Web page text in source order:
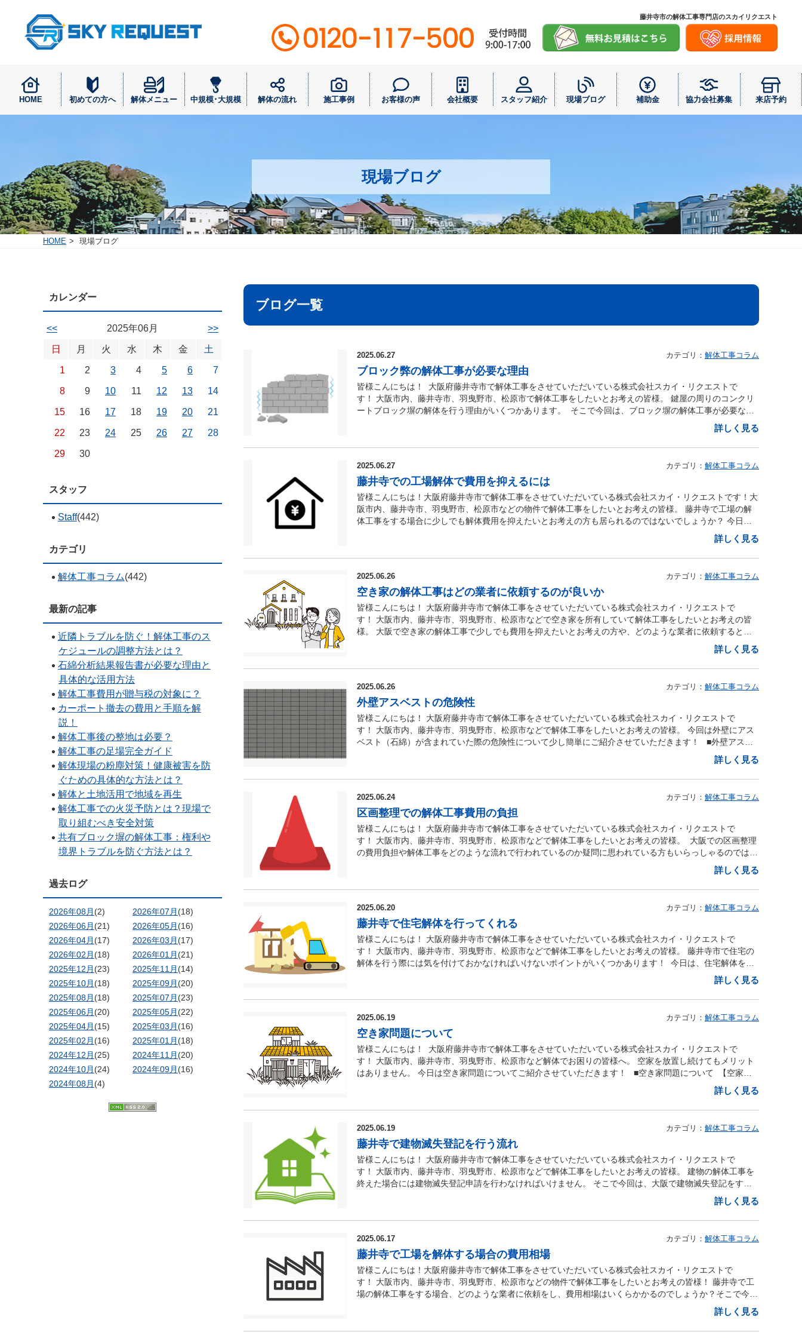
藤井寺市の解体工事専門店のスカイリクエスト
HOME 初めての方へ 解体メニュー 中規模･大規模 解体の流れ 施工事例 お客様の声 会社概要 スタッフ紹介 現場ブログ 補助金 協力会社募集 来店予約
現場ブログ
HOME 現場ブログ
ブログ一覧
2025.06.27 カテゴリ： 解体工事コラム
ブロック弊の解体工事が必要な理由
皆様こんにちは！ 大阪府藤井寺市で解体工事をさせていただいている株式会社スカイ・リクエストで
す！ 大阪市内、藤井寺市、羽曳野市、松原市で解体工事をしたいとお考えの皆様。 鍵屋の周りのコンクリ
ートブロック塀の解体を行う理由がいくつかあります。 そこで今回は、ブロック塀の解体工事が必要な理
由について少し簡単にご紹介させていただきます！ ■ブロック塀とは（種類） ブロック塀はブロック状の
建材を主材として造られている塀でブロック壁の一種でもありブロック建材による工作物になります。 ブ
ロック塀の材質としては下記のようなものがあります！ ●石（石ブロック） ●煉瓦（煉瓦ブロック、ブロッ
解体工事理由 【亀裂が入っている】 ブロック塀は一般的に亀裂が入りにくい傾向にありますが、長期間
風雨などにさらされたり放置されたブロック塀は亀裂が入る事もあります。 亀裂が入ってしまったブロッ
ク塀は雨水が中に入り込み通っている鉄筋が錆びてしまい強度が落ちてしまう可能性があります。 【築年
数が経っている】 築年数が経ってしまったブロック塀はブロックが劣化してしまい雨水が中に入り込み耐
久性や耐震性が低下してしまいます。 外観的にブロック塀に問題がなくても自然災害などで崩れてしまう
ック塀は耐用年数を過ぎている可能性もあり耐用年数を超えたブロック塀は一度解体、撤去工事を考えてみ
性が保たれていないと近隣の住人の方々や道路の通行人の方々に大きな怪我を負わせてしまう可能性もある
ので大変危険です！ 所有者は自宅のブロック塀の安全性を今一度確認しておくと未然に事故を防ぐことが
できます。 【高さ制限を超えている】 ブロック塀の高さは建築基準法により制限があります。 ブロック
塀は高さが高いと倒れてしまいやすい傾向にあります。 ですが、ブロック塀の高さ制限が定められる前に
設置したまたは違法建築として建てられていたりしてブロック塀の高さが基準を超えている場合は、解体工
事をすぐにでも考えた方が良いです。 ※ブロック塀の高さ基準は厚さが１０cm以上の場合は２．０m以
下、１５cm以上の場合は２．２m以下と定められています。 【ブロック塀の解体費用を抑えるポイン
てブロック塀の安全性の確保を促しているのです。 またブロック塀の補助金制度には、条件などがあり条
件に当てはまるのか当てはまらないのか事前に確認をしておいた方が良いです。 補助金制度の手続きには
時間がかかってしまう場合もあるので早めに確認をしておくと良いでしょう。 ■ブロック塀を解体する際
の注意点 【所有権を明確にする】 隣家との境にあるブロック塀は所有権を明確にしてから解体を行わな
ければ隣家との認識の違いがあったりすると後々トラブルになってしまうこともあります。 【業者とお施
主様立ち合いで近隣の皆様へ説明を行う】 ブロック塀の解体や新たに設置する場合には事前に近隣の皆様
方へ挨拶、説明を行う必要があります。 ブロック塀が所有物であっても解体工事に伴って騒音や振動が発
う。 ■最後に 今回は、ブロック塀の解体工事が必要な理由についてご紹介させていただきました。 家の
ブロック塀など今回ご紹介させていただいた記事を参考に少しでも当てはまることがあれば一度解体工事業
者へ相談をしてみると良いでしょう。 大阪市内、藤井寺市、羽曳野市、松原市などでのアスベスト事前調
査、解体工事、除去工事について分からないことや疑問点等がございましたらどんなことでもサポートいた
しますので弊社または大阪の解体工事業者へお気軽にご相談ください！ 【解体工事にお悩みの方】
【解体工事に活用できる補助金・助成金について】 大阪府での解体工事のご相談なら株式会社スカイリク
エストにお任せ下さい。 株式会社スカイリクエストは大阪府藤井寺市に事務所を構え、解体工事のプロフ
ェッショナルとしてや藤井寺市以外にも羽曳野市や松原市など南河内地区から奈良県西部など木造・鉄骨・
RC造など構造、規模問わず解体工事を承ります。 他社にない株式会社スカイリクエストの強みは、解体事
業と並行して不動産事業も経営していますので解体後の土地活用のご相談など細やかなご提案が可能な点で
は解体工事を検討されている方気軽にご相談ください。 問い合わせや相談などはこちらのHPから無料で出
来ますので、どんな小さな事でも構いません。 是非一度お問い合わせください。 【スカイリクエストの
解体工事の費用について詳しく知りたい方はこちら】 【対応エリア】 大阪府藤井寺市を中心に羽曳野
市、松原市、富田林市などの南河内地区、東大阪市や柏原市大阪府全域で解体工事を承っておりま
す。 【サービス内容】 建物解体工事、内装解体工事、プチ解体、アスベスト調査、アスベスト関連工事、
ョン、ビル、倉庫、納屋、平屋、井戸、庭石、カーポート、植木… 【別事業】 賃貸マンション運営・管
詳しく見る
2025.06.27 カテゴリ： 解体工事コラム
藤井寺での工場解体で費用を抑えるには
皆様こんにちは！大阪府藤井寺市で解体工事をさせていただいている株式会社スカイ・リクエストです！大
阪市内、藤井寺市、羽曳野市、松原市などの物件で解体工事をしたいとお考えの皆様。 藤井寺で工場の解
体工事をする場合に少しでも解体費用を抑えたいとお考えの方も居られるのではないでしょうか？ 今日
は、大阪市内、藤井寺市、羽曳野市、松原市などでの工場解体で費用を抑えるにはについてご紹介させてい
ただきます！ ■藤井寺での工場解体で費用を抑えるには （藤井寺で工場を解体する際のポイント） 大阪で
工場を解体する場合、一般的な木造住宅に比べて費用が高額になりがちです！ これは、工場が特殊な構造
ため、「工場の解体には費用がかかるのは仕方ない」と考えている方も多いかもしれません。 しかし、大
阪で工場を解体する際にも、事前の準備や業者選びによって費用を抑えることが可能です。 （中間マージ
ンを削減して費用を抑える） 工場の解体を依頼する際、多くの方は建設会社やハウスメーカー、不動産会
社を通じて業者を手配することが多いです。 しかし、この方法では建設会社などが解体業者に依頼を代行
するため、中間マージン（紹介料・手数料）が発生し、解体費用が割高になってしまいます。 一方で、イ
場の解体費用を抑えることができます。 （直接依頼と仲介依頼、それぞれのメリット・デメリット） 大阪
ンが発生しないため、解体費用を抑えられる自分で業者を比較・選定できる （建設会社や不動産会社を通
じて依頼する場合のメリット） 窓口が一つになり、やり取りがスムーズになる解体後の建て替え工事まで
一括で管理してもらえる ご自身の状況や希望に応じて、最適な方法を選ぶとよいでしょう。 （信頼できる
解体業者の選び方） 工場の解体は、一般の住宅よりも規模が大きく、より高度な技術や経験が求められま
す。そのため、大阪で工場の解体実績が豊富で、無事故・無違反の実績があり、必要な資格を保有している
業者を選ぶことが重要です！ 大阪には多くの解体業者があり、一般住宅から工場、ビル、マンションまで
幅広く対応できる業者も多数存在します。解体を依頼する際は、業者の実績や評判を確認し、安心して任せ
不用品の撤去から処分まで対応してもらえますが、自分で処分することで費用を節約できます。 ただし、
不用品の処分には手間や時間がかかるため、事前にすべて撤去するのが難しいと感じる方も多いでしょう。
業者に相談しながら、できる範囲で整理しておくと良いかもしれません。 ■まとめ 藤井寺で工場を解体す
る場合、コストを抑えるためには、業者選びが重要です。 自分で解体業者を探して直接依頼することで、
中間マージンを削減できる一方で、建設会社や不動産会社を通じて依頼すると、手続きがスムーズになるメ
リットがあります。 また、不用品の処分を自分で行うことも、解体費用を節約するポイントの一つで
す。 工場の解体は人生で何度も経験するものではないため、信頼できる業者を慎重に選び、納得のいく形
いただきました！ 大阪市内、藤井寺市、羽曳野市、松原市などで工場の解体をお考えの皆様は、今回ご紹
介させていただいた記事を是非、参考にしていただき依頼をしてみるようにしてみましょう！ 大阪でのア
すので、弊社または大阪の解体工事業者へお気軽にご相談ください！ 【解体工事にお悩みの方】 【解体工
事に活用できる補助金・助成金について】大阪府での解体工事のご相談なら株式会社スカイリクエストにお
任せ下さい。 株式会社スカイリクエストは大阪府藤井寺市に事務所を構え、 解体工事のプロフェッショナ
ルとしてや藤井寺市以外にも羽曳野市や松原市など南河内地区から奈良県西部など 木造・鉄骨・RC造など
構造、規模問わず解体工事を承ります。 他社にない株式会社スカイリクエストの強みは、解体事業と並行
して不動産事業も経営していますので 解体後の土地活用のご相談など細やかなご提案が可能な点です。 現
在空き家問題や自然災害の多発など解体工事の需要は年々増加しています。空き家をお持ち、または解体工
で、どんな小さな事でも構いません。是非一度お問い合わせください。 【スカイリクエストの解体工事の
費用について詳しく知りたい方はこちら】 【対応エリア】 大阪府藤井寺市を中心に羽曳野市、松原市、富
田林市などの南河内地区、東大阪市や柏原市大阪府全域で解体工事を承っております。 【サービス内
容】 建物解体工事、内装解体工事、プチ解体、アスベスト調査、アスベスト関連工事、外構工事、駐車場
工事、大規模解体など… 【解体工事内容】 木造住宅、空き家、借地、アパート、マンション、ビル、倉
詳しく見る
2025.06.26 カテゴリ： 解体工事コラム
空き家の解体工事はどの業者に依頼するのが良いか
皆様こんにちは！ 大阪府藤井寺市で解体工事をさせていただいている株式会社スカイ・リクエストで
す！ 大阪市内、藤井寺市、羽曳野市、松原市などで空き家を所有していて解体工事をしたいとお考えの皆
様。 大阪で空き家の解体工事で少しでも費用を抑えたいとお考えの方や、どのような業者に依頼すると良
いのか、また空き家を売却したいと考えられている方もおられるのではないでしょうか？ 今回は、大阪で
空き家の解体工事を依頼するポイントについて少し簡単にご紹介させていただきます！ ■空き家の解体工
事はどの業者に依頼するのが良いか 大阪で空き家の解体工事は下記の内容に当てはまる大阪の解体工事業
いる大阪の解体工事業者に依頼するようにしましょう。 大阪で解体工事を行うには建設業許可または解体
工事業登録が必要になります！ 依頼を考えている大阪の解体業者のホームページ、名刺から確認をしたり
厳密に確認したい場合には許可証のコピーを貰えるか確認をしてみてください。 ■工事保険の加入の有
無 解体工事を行う際には、万が一の事故に備えて保険に加入することが必須です。 そのため、解体工事を
依頼する業者に対して、事前に工事保険に加入しているかどうかを確認します。 大阪の解体業者に依頼す
のかを確認しましょう。 ■適正な見積書・注文書（契約書）、追加工事費用の事前説明 大阪で空き家の解
のではなく、具体的に明記されているか、さらに注意事項が正確に記載されているかをしっかり確認する必
要があります。 また、解体工事が正式に決まった場合、注文書（契約書）を交わします。 この書類には、
解体工事の内容や工期、支払い金額、支払い方法、そして注意事項が正しく記載されていることを確認する
ことが重要です。 さらに、空き家の解体工事においては、追加費用が発生するケースもあります。 そのた
め、事前に追加費用の説明があったかどうかを確認することが必要です。 どのような場合に追加費用が発
生するのか、またその際の対応や手続きについても、事前に確認しておくことがトラブル回避につながりま
す。 注意すべき点として、悪徳業者が安い見積もりを提示して工事を請け負い、不適切に高額な追加費用
などの関連法令を遵守しながら工事を進める必要があります。 廃棄物処理法に基づき、解体工事で発生す
る産業廃棄物はマニフェストを用いて適切に管理・処分されます。 そのため、解体業者にマニフェストの
写しを提出してもらえるかどうか、事前に確認しておくことが重要です。 これは、廃棄物が適切に処理さ
れていることを確認するための重要な手段となります。 また、建設リサイクル法に従い、解体工事を開始
する7日前までに届出を行う必要があります。 この届出の義務は発注者にありますが、実際にはほとんどの
ケースで解体業者が代行して申請を行ってくれます。 依頼する際には、業者がこの手続きを確実に行って
くれるか確認することも大切です。 関連法令を遵守することで、安全かつ適切な解体工事を実現するだけ
解体工事を依頼する際、業者に見積もりを依頼することで、その業者の対応や信頼性を判断する手がかりを
得ることができます。 優良な解体業者であれば、丁寧な言葉遣いで対応し、お客様からの質問にもしっか
りと答える姿勢が見られるはずです。 このような業者は、誠実な対応と高いサービス品質を提供してくれ
る可能性が高いです。 また、解体工事が始まる前に、担当者が近隣住民の方々に挨拶回りを行うのが一般
的です。 この際、業者が十分な配慮を持って対応できるかどうかも、信頼できる業者かを見極めるポイン
トとなります。 解体工事では、工事の質だけでなく、近隣住民への配慮やトラブル防止のための取り組み
も重要です。 こうした点に注目して業者を選ぶことで、安心して工事を進めることができます。 【大阪
での空き家の解体費用を抑えるポイント】 ■事前に不用品の主文を行う 大阪では、空き家の建物内に残置
物がそのまま放置されているケースも少なくありません。 空き家を解体する際には、解体作業に入る前
に、家電や家具、衣類、その他の不用品を撤去する必要があります。 内装の解体工事を進めるためにも、
を行っておくと、解体業者に依頼する場合にかかる撤去・処分費用を削減することができます。 これによ
り、工事費用全体を抑えることが可能になります。 残置物の整理が解体工事の円滑な進行につながるた
め、早めに対応を進めることをおすすめします。 ■庭木・雑草の処理を行う 大阪で空き家の解体工事を
行う際、庭木や雑草がそのまま放置されているケースが多く見られます。 通常、解体業者が庭木や雑草の
処理を含めて対応することがほとんどです。 ただし、解体工事の前に、ご自身で庭木や雑草の処理・処分
とで、コスト削減につながる可能性があります。 もちろん、庭木や雑草の処理・処分が難しい場合には、
す。 ■中間マージン（手数料）がかからないようにする 空き家を建て替える際、不動産会社やハウスメー
カー、建設会社などに解体工事を併せて依頼することも可能です。 ただし、この場合、中間マージン（手
数料）が発生するため、解体工事費用が割高になることがあります。 一方で、ご自身で大阪の解体業者を
直接探して依頼すれば、中間マージンをカットできるため、コストを抑えることが可能です。 一方で、解
体工事と建て替え工事を同じ業者（不動産会社やハウスメーカー、建設会社）に依頼することで、やり取り
する窓口が一本化されるというメリットもあります。 これにより、スケジュール管理やコミュニケーショ
ンがスムーズになり、全体的な手間を減らすことができます。 コスト削減と利便性のどちらを優先するか
詳しく見る
2025.06.26 カテゴリ： 解体工事コラム
外壁アスベストの危険性
皆様こんにちは！ 大阪府藤井寺市で解体工事をさせていただいている株式会社スカイ・リクエストで
す！ 大阪市内、藤井寺市、羽曳野市、松原市などで解体工事をしたいとお考えの皆様。 今回は外壁にアス
ベスト（石綿）が含まれていた際の危険性について少し簡単にご紹介させていただきます！ ■外壁アスベ
ストの危険性 アスベスト（石綿）は天然の鉱物繊維で、「せきめん」や「いしわた」とも呼ばれていま
す。 外壁に含まれるアスベストが飛散し、それを吸い込んでしまうと、肺がんやアスベスト肺、悪性中皮
腫などの深刻な健康被害を考える可能性があります。 アスベストが体内に取り込むと、発症までに20～50
繊維を一瞬吸い込むことで発症するため、外壁にアスベストが含まれている場合でも、剥がし破壊したりし
ない限り、塗装作業のみでは飛散のリスクはほとんどありません。 また、外壁塗装を含む一部の解体工事
や増改築を行う際は、事前にアスベストの調査を実施し、安全対策を講じた上で工事を進めることが重要で
す。 ■建物の外壁にアスベストが含まれている可能性がある場合 【建物の建築時期】 外壁にアスベスト
（石綿）が使用され始めたのは1950年代（昭和25年ごろ）で、最も多く使用されたのは1960年（昭和35年
トを含む建材の使用が全面的に禁止されました。 したがって、2006年以降に建てられた住宅には、アスベ
書類を確認すると良いでしょう。 【使用している外壁材で見分ける】 建材使用年代建築用仕上げ塗装材
1970年～1999年代建築用下地調整塗材（フィラー）1970年～2005年代繊維強化セメント版1960年～2004
年代石綿含有金属系サイディング1960年～2004年代 2006年以前に建てられた住宅等でアスベスト（石
綿）含有の建材が使用されている可能性がある場合には一度解体工事業者等に確認をしてもらうと良いでし
ょう。 【専門業者に調査依頼をする】 住宅などの外壁にアスベスト（石綿）が含まれているかどうかを
正確に判断するには、専門業者による調査が必要です。 外壁の建材にアスベストが含まれている場合、解
体や撤去作業の際に飛散し、それを吸い込むと健康被害のリスクが懸念されます。 そのため、工事を行う
レベル１～レベル３下地調整塗料材内愛壁の下地調整材1970年～2005年レベル３けい酸カルシウム板第１
種軒下、天井材等1960年～2004年レベル３サイディング外壁1952年～2004年レベル３スレートボード・
フレキシブル板天井材等1960年～2004年レベル３繊維強化セメント板内装1960年～2004年レベル３ ■最
後に 今回は、外壁にアスベスト（石綿）が含まれていた際の危険性についてご紹介させていただきまし
た！ 大阪で外壁にアスベストが使用されているかもしれない、またアスベスト（せきめん）について疑問
に思われている皆様は、専門業者に問い合わせをしてみると良いでしょう。 大阪市内、藤井寺市、羽曳野
市、松原市などでのアスベスト事前調査、解体工事、除去工事について分からない事や疑問点等がございま
い！ 【解体工事にお悩みの方】 【解体工事に活用できる補助金・助成金について】 大阪府での解体工
事のご相談なら株式会社スカイリクエストにお任せ下さい。 株式会社スカイリクエストは大阪府藤井寺市
に事務所を構え、解体工事のプロフェッショナルとしてや藤井寺市以外にも羽曳野市や松原市など南河内地
区から奈良県西部など木造・鉄骨・RC造など構造、規模問わず解体工事を承ります。 他社にない株式会社
スカイリクエストの強みは、解体事業と並行して不動産事業も経営していますので解体後の土地活用のご相
談など細やかなご提案が可能な点です。 現在空き家問題や自然災害の多発など解体工事の需要は年々増加
しています。空き家をお持ち、または解体工事を検討されている方気軽にご相談ください。 問い合わせや
相談などはこちらのHPから無料で出来ますので、どんな小さな事でも構いません。 是非一度お問い合わせ
ください。 【スカイリクエストの解体工事の費用について詳しく知りたい方はこちら】 【対応エリ
ア】 大阪府藤井寺市を中心に羽曳野市、松原市、富田林市などの南河内地区、東大阪市や柏原市大阪府全
調査、アスベスト関連工事、外構工事、駐車場工事、大規模解体など… 【解体工事内容】 木造住宅、空き
家、借地、アパート、マンション、ビル、倉庫、納屋、平屋、井戸、庭石、カーポート、植木… 【別事
業】 賃貸マンション運営・管理、不動産仲介や買取などの不動産事業警備業
詳しく見る
2025.06.24 カテゴリ： 解体工事コラム
区画整理での解体工事費用の負担
皆様こんにちは！ 大阪府藤井寺市で解体工事をさせていただいている株式会社スカイ・リクエストで
す！ 大阪市内、藤井寺市、羽曳野市、松原市などで解体工事をしたいとお考えの皆様。 大阪での区画整理
の費用負担や解体工事をどのような流れで行われているのか疑問に思われている方もいらっしゃるのではな
いでしょうか？ 今日は、区画整理による大阪での解体工事について前回に引き続きご紹介させていただき
ます！ ■区画整理での解体工事費用の負担 区画整理は、住民の皆様にとって住みやすい街づくりを目的
とし、高い経済効果が期待されるため実施されます。 現在の土地とは別に代替地を用意引っ越し費用解体
て、区画整理にかかる費用は大阪の住民の皆様が自己負担することはありません。 また、解体工事にかか
る費用は単独で支払われるのではなく、代替地の提供から新居の建築・移転までの費用を考慮した補償とし
て支給されます。 （解体工事の見積りに関する注意点） 自治体の担当者が説明に訪れた際に、「解体費用
はこのくらいになります」とおおよその金額を伝えられることがありますが、現地調査を行わずに提示され
た金額は実際の費用と異なる場合が多いです。 （業者の手配は自己負担） 補償金（代替地費・引っ越し
取得や手配などは、基本的に住民の皆様ご自身で行う必要があります。 ご高齢の方や、お仕事でお忙しい
うな内容で行われます。 ① 区画整理事業の計画決定・住民への説明会実施 ② 土地区画整理組合の設
置 ③ 仮換地指定・建物移転補償交渉 ④ 立ち退き・交渉 ⑤ 解体工事 ⑥ 換地処分 ⑦ 土地建物の登記 ⑧
清算金の徴収・交付 ① 区画整理事業の計画決定・住民への説明会実施 区画整理に伴う解体工事が始
まる前に、住民の皆様への説明会が開催されます。 大阪での区画整理は、行政が実施する公共事業です
が、事業を進めるためには必ず住民の皆様の同意を得なければなりません。 同意を得られない住民の方に
は、行政が個別に交渉を行い、最終的に得ることが求められます。 ただし、正当な理由なく同意しない場
合、一部の住民が損害賠償の対象となる可能性もあるため、注意が必要です。 ② 土地区画整理組合の設
れ、住民の皆様の希望条件を提案する機会も設けられます。 最初から立ち退きを拒否してしまうと、最終
的に強制的な立ち退きが実行される可能性があるため自身に有利な条件を引き出していきましょう。 ま
た、正当な理由なく立ち退きを拒否した場合、損害賠償を請求される可能性もありますので、十分に注意が
必要です。 ④ 立ち退き 立ち退きをしなければいけません。 立ち退きが終わってから解体工事に移るため
解体工事が始まる前に速やかに済ませておくことが良いです！ 行政によっては立ち退き料の半分の料金が
支払われる場合もあります。 ⑤ 建物移転補償・工事 仮換地の指定を受け、建物移転を実施し道路築造、
公園整備・宅地整地等の工事を実施します。 ⑥ 換地処分 立ち退きが終わってから換地処分が行われ仮換
料金が支払われるのは換地処分が終わってからになります。 ⑦ 土地建物の登記・清算金の交付 最後に行
うのが土地建物の登記と清算金の交付です。 換地についても各地権者間の不均衡是正のため、金銭により
清算されます。 ⑧ 清算金の徴収・交付 大阪で区画整理事業による立ち退きを要求された場合は必ず応じ
なければならないのでしょうか？ 大阪市内、藤井寺市、羽曳野市、松原市などの解体工事業者等を選ぶ時
間、工事費用の相場を調べる負担がかかってしまう、現在の環境を好んでいる方々からすると拒否したい方
がいるのも現状です。 大阪で区画整理に伴う立ち退き要請の理由が、公共事業の場合は矯正力も整うた
め、適切で正当な理由がなく拒否を続けてしまうと、損害賠償の問題になってしまったり、立ち退きの強制
執行をされるケースもある為注意しなければいけません。 ですが大阪で個人施行の場合は区画整理事業地
区内の権利者全員の同意が必要で、組合施行の場合には３分の２以上の同意があれば実施できます。 地方
公共団体が施行する場合には、事業を開始する前に地権者の同意を確認する手続きは法令に定められていな
詳しく見る
2025.06.20 カテゴリ： 解体工事コラム
藤井寺で住宅解体を行ってくれる
皆様こんにちは！ 大阪府藤井寺市で解体工事をさせていただいている株式会社スカイ・リクエストで
す！ 大阪市内、藤井寺市、羽曳野市、松原市などで解体工事をしたいとお考えの皆様。 藤井寺市で住宅の
解体を行う際には気を付けておかなければいけないポイントがいくつかあります！ 今日は、住宅解体を藤
井寺市、羽曳野市、松原市などで行う際のポイントについてご紹介させていただきます！ ■大阪で住宅解
体を行ってくれる業者選びから始める 藤井寺市、羽曳野市、松原市などで住宅の解体工事をお考えの方に
は、建て替えのためや、空き家となった住宅を解体したいなどさまざまな理由があるでしょう。 大阪府内
阪で住宅の解体工事を依頼する際に、どのような点に注意して業者を選ぶべきかご紹介させて頂きま
す。 ■住宅解体を行ってもらえる解体業者選びをする際のポイント・注意点 【電話での対応はどうなの
か】 住宅の解体を考えられている方は、業者に見積もりの依頼の問い合わせをします。 そこで問い合わせ
をした際の解体業者のイメージがつくかと思います。 よく電話で問い合わせをしてとても対応が悪かった
等といったケースもあります。 【見積書の内容が分かりやすく細かく内訳されてあるのかどうか】 解体
『解体工事一式』と書かれている見積書になり、何にどのくらい費用がかかるのか分かりません。 住宅解
るのかどうか】 解体工事を業者に依頼した際には契約書（注文書）を必ず交わします。 契約書には工事
名、工事場所、工期、支払い条件、金額、注意事項を記載し請負業者は期日までに住宅解体工事を終え、注
文者（施主様）は工事が終了後費用を支払う等の意味があります。 契約書（注文書）を交わしてもらえる
のか事前に確認しておくと良いでしょう！ 【マニフェストを発行してもらえるのかどうか】 住宅解体を
行う際には、産業廃棄物が発生し産業廃棄物を処理する際にマニフェスト（産業廃棄物管理票）を使用しま
す。 住宅解体において産業廃棄物の収集・運搬・中間処理・最終処分などを処理業者に委託をする場合
に、排出業者は処理業者へマニフェストを交付し、適切に処理が行われたことを管理、把握するための制度
際には解体業者と連絡を取り合わなければいけません。 連絡がスムーズに取れないとなると心配になる
方、工事の状況確認がとれないといったケースになってしまうため、見積もりの依頼の段階で連絡がスムー
ズに取れるのか判断基準のポイントになります。 【見積書の単価が安すぎないのか】 藤井寺市や羽曳野
市、松原市で住宅解体の費用相場を知る為には複数の大阪の解体業者に見積もりの依頼をすると分かりま
す！ 住宅を解体する際には必ず一度に高額な費用が発生してしまいますが、明らかに安すぎる見積もりに
は注意しなければいけません。 良くあるケースでは見積もりで解体費用が安かったため依頼をしたが後々
追加費用として高額な費用を請求されたというのもあります。 その為、住宅の解体費用は安さだけで決め
うか】 住宅解体を依頼する業者が解体工事に必要な許可や資格を保有しているのか必ず確認しなければい
詳しく見る
2025.06.19 カテゴリ： 解体工事コラム
空き家問題について
皆様こんにちは！ 大阪府藤井寺市で解体工事をさせていただいている株式会社スカイ・リクエストで
す！ 大阪市内、藤井寺市、羽曳野市、松原市など解体でお困りの皆様へ。 空家を放置し続けてもメリット
はありません。 今日は空き家問題についてご紹介させていただきます！ ■空き家問題について 【空家等
対策の推進に関する特別措置法】 平成２６年（２０１４年）『空家等対策の推進に関する特別措置法（略
https://www.mlit.go.jp/jutakukentiku/house/jutakukentiku_house_tk3_000035.html 近年、全国的に空き家が
特別措置法に該当される可能性があります。藤井寺市、羽曳野市、松原市も該当される可能性がありま
す！ 空家等対策特別措置法とは空き家を放置してしまうことで起こる問題を解決したうえで空き家の再活
用・処分を目的にされた法律になります。 空き家の敷地内の立入調査、住民票や戸籍などから情報の確認
ができるようになり調査によって問題があるとされた場合には『特定空家』に特定されます。 【特定空家
に認定された場合】 ●固定資産税の特例が適用されなくなる可能性がある ●空き家の所有者に罰金が科され
定資産税の特例』対象から除外される可能性があります！ 土地を更地にしてしまうとこの固定資産税の特
告を受けたにも関わらず、改善の余地がない場合には命令として改善が促され命令を受けても放置し続けた
場合には、空き家の所有者に５０万円以下の罰金が科されます。 行政に指導・勧告・命令が出されても空
き家の状態を改善しない場合には、最終的に行政代執行で解体が行われます。 もちろん解体工事にかかっ
た費用は、空き家の所有者が全額負担しなければいけません。 解体工事には高額な費用が発生してしまう
為、支払えない場合には土地や財産の差し押さえが行われる可能性もあります。 【空き家解体ロー
ン】 空き家の解体工事をする場合には数百万円単位の高額な費用が発生してしまいます。 一般的な解体工
事業者での解体費用の支払い条件は分割支払いなどはできず、 『工事着工前に～％支払い、完工後に残金
詳しく見る
2025.06.19 カテゴリ： 解体工事コラム
藤井寺で建物滅失登記を行う流れ
皆様こんにちは！ 大阪府藤井寺市で解体工事をさせていただいている株式会社スカイ・リクエストで
す！ 大阪市内、藤井寺市、羽曳野市、松原市などで解体工事をしたいとお考えの皆様。 建物の解体工事を
終えた場合には建物滅失登記申請を行わなければいけません。 そこで今回は、大阪で建物滅失登記をする
流れについてご紹介させていただきます！ 【建物滅失登記とは】 建物滅失登記とは、大阪で建物を解体
したり火災などで完全に消失した場合に、その建物が無くなったことを証明し、必要な書類を整えて管轄の
法務局に提出し、登記された建物の記録を抹消する手続きです。 法律によると、大阪で解体工事を行った
要がありますので、申請期限には十分注意が必要です。 建物滅失登記の申請期限は非常に短いため、申請
を怠ると、10万円以下の過料が科されるほか、固定資産税を払い続けることや土地の売却、再建築ができ
なくなる可能性があります。 これらのリスクを避けるために、手続きはしっかりと行うことが重要で
す。 大阪で建物滅失登記をしない場合、実際には建物が存在しなくても、登記簿にはその建物が残り続け
てしまうことになります。 ■誰が建物滅失登記を行うのか 大阪で解体工事後に建物滅失登記の申請は建物
況 建物滅失登記をする者備考 建物の所有者がご自身で手続きができない場合委任状に記載の第三者所有者
詳しく見る
2025.06.17 カテゴリ： 解体工事コラム
藤井寺で工場を解体する場合の費用相場
皆様こんにちは！大阪府藤井寺市で解体工事をさせていただいている株式会社スカイ・リクエストで
す！ 大阪市内、藤井寺市、羽曳野市、松原市などの物件で解体工事をしたいとお考えの皆様！ 藤井寺で工
場の解体工事をする場合、どのような業者に依頼をし、費用相場はいくらかかるのでしょうか？そこで今回
は、大阪で工場を解体する場合の費用相場についてご紹介させていただこうと思います！ ■藤井寺で工場
を解体する場合の費用相場 大阪での工場解体工事は、一般的な住宅と比べて難易度が高くなることが多い
です。特に、工場は広い面積を持つため、解体には時間と労力がかかることが予想されます！ また、住宅
詳しく見る
カレンダー
<< 2025年06月 >>
日 月 火 水 木 金 土
1 2 3 4 5 6 7
8 9 10 11 12 13 14
15 16 17 18 19 20 21
22 23 24 25 26 27 28
29 30
スタッフ
Staff(442)
カテゴリ
解体工事コラム(442)
最新の記事
近隣トラブルを防ぐ！解体工事のス
ケジュールの調整方法とは？
石綿分析結果報告書が必要な理由と
具体的な活用方法
解体工事費用が贈与税の対象に？
カーポート撤去の費用と手順を解
説！
解体工事後の整地は必要？
解体工事の足場完全ガイド
解体現場の粉塵対策！健康被害を防
ぐための具体的な方法とは？
解体と土地活用で地域を再生
解体工事での火災予防とは？現場で
取り組むべき安全対策
共有ブロック塀の解体工事：権利や
境界トラブルを防ぐ方法とは？
過去ログ
2026年08月 (2) 2026年07月 (18)
2026年06月 (21) 2026年05月 (16)
2026年04月 (17) 2026年03月 (17)
2026年02月 (18) 2026年01月 (21)
2025年12月 (23) 2025年11月 (14)
2025年10月 (18) 2025年09月 (20)
2025年08月 (18) 2025年07月 (23)
2025年06月 (20) 2025年05月 (22)
2025年04月 (15) 2025年03月 (16)
2025年02月 (16) 2025年01月 (18)
2024年12月 (25) 2024年11月 (20)
2024年10月 (24) 2024年09月 (16)
2024年08月 (4)
無理な押し売りはいたしませんので、
安心してご相談ください